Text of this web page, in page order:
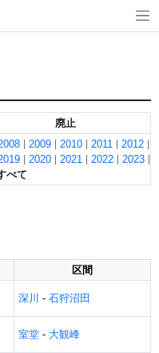
廃止
2009 2010 2011
2012
2020 2021 2022
2023
べて
区間
深川 - 石狩沼田
室堂 - 大観峰